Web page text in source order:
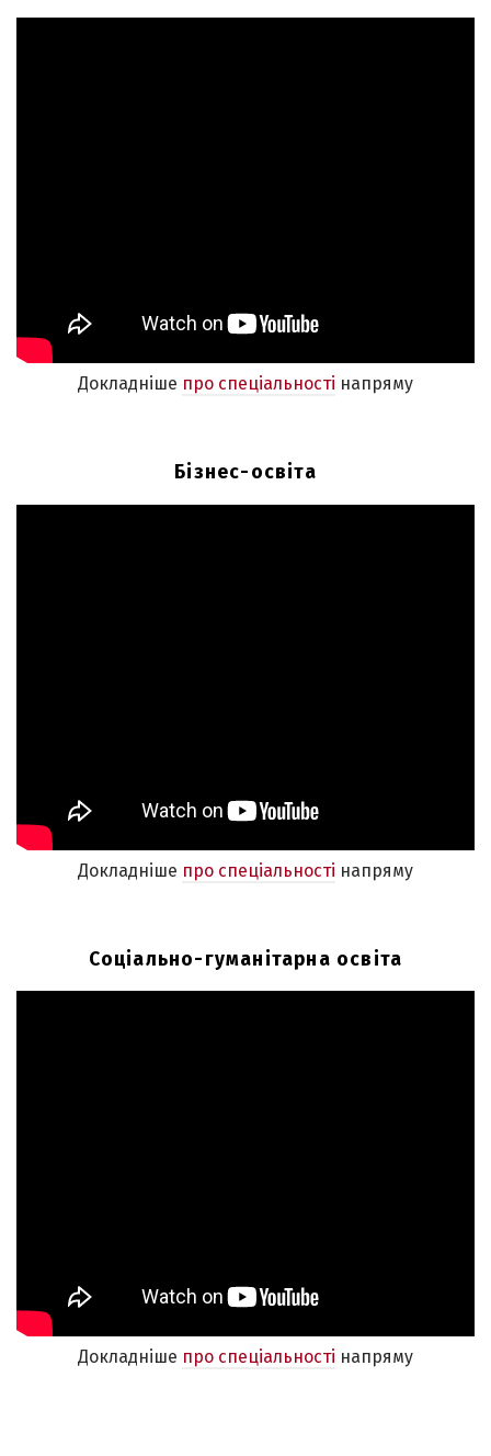
Докладніше про спеціальності напряму
Бізнес-освіта
Докладніше про спеціальності напряму
Соціально-гуманітарна освіта
Докладніше про спеціальності напряму